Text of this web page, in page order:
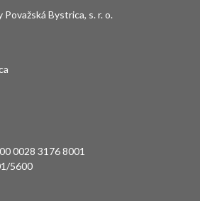
Bystrica, s. r. o.
0028 3176 8001
5600